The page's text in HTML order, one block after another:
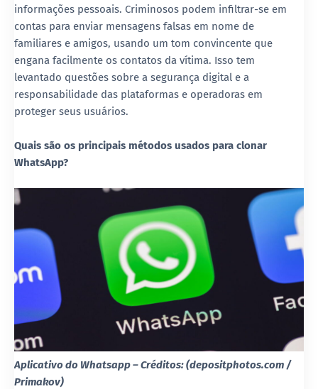
informações pessoais. Criminosos podem infiltrar-se em
contas para enviar mensagens falsas em nome de
familiares e amigos, usando um tom convincente que
engana facilmente os contatos da vítima. Isso tem
levantado questões sobre a segurança digital e a
responsabilidade das plataformas e operadoras em
proteger seus usuários.
Quais são os principais métodos usados para clonar
WhatsApp?
Aplicativo do Whatsapp – Créditos: (depositphotos.com /
Primakov)